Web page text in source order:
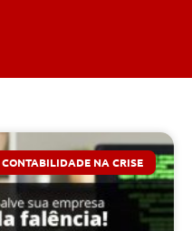
CONTABILIDADE NA CRISE